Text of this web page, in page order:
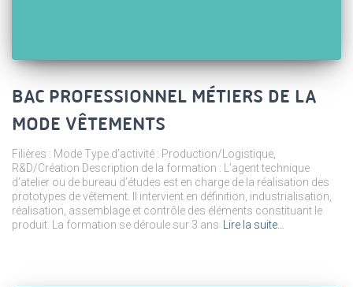
BAC PROFESSIONNEL MÉTIERS DE LA
MODE VÊTEMENTS
Filières : Mode Type d’activité : Production/Logistique,
R&D/Création Description de la formation : L’agent technique
d’atelier ou de bureau d’études est en charge de la réalisation des
prototypes de vêtement. Il intervient en définition, industrialisation,
réalisation, assemblage et contrôle des éléments constituant le
produit. La formation se déroule sur 3 ans
Lire la suite…